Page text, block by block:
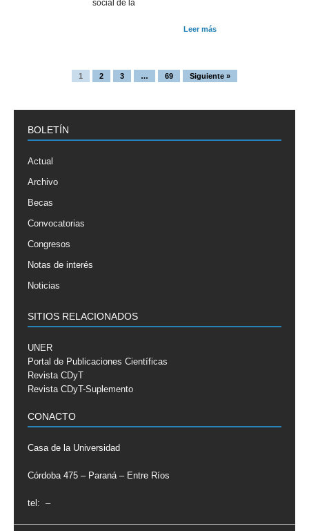
social de la
Leer más
1 2 3 … 69 Siguiente »
BOLETÍN
Actual
Archivo
Becas
Convocatorias
Congresos
Notas de interés
Noticias
SITIOS RELACIONADOS
UNER
Portal de Publicaciones Científicas
Revista CDyT
Revista CDyT-Suplemento
CONACTO
Casa de la Universidad
Córdoba 475 – Paraná – Entre Ríos
tel: –